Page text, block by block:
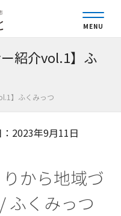
MENU
ー紹介vol.1】ふ
】ふくみっつ
2023年9月11日
から地域づ
ふくみっつ